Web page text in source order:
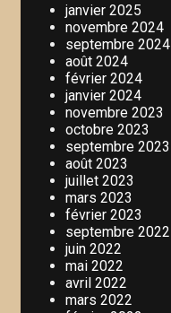
janvier 2025
novembre 2024
septembre 2024
août 2024
février 2024
janvier 2024
novembre 2023
octobre 2023
septembre 2023
août 2023
juillet 2023
mars 2023
février 2023
septembre 2022
juin 2022
mai 2022
avril 2022
mars 2022